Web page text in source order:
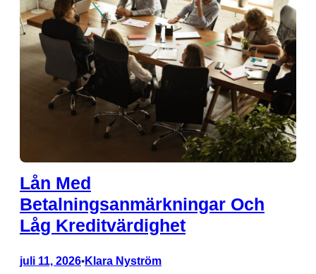
Lån Med
Betalningsanmärkningar Och
Låg Kreditvärdighet
juli 11, 2026•Klara Nyström